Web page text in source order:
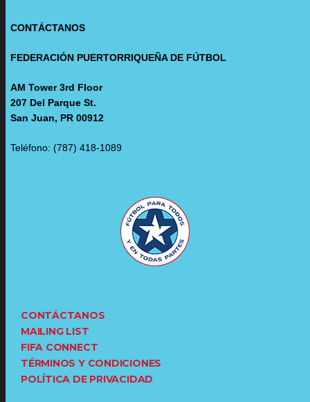
CONTÁCTANOS
FEDERACIÓN PUERTORRIQUEÑA DE FÚTBOL
AM Tower 3rd Floor
207 Del Parque St.
San Juan, PR 00912
Teléfono: (787) 418-1089
CONTÁCTANOS
MAILING LIST
FIFA CONNECT
TÉRMINOS Y CONDICIONES
POLÍTICA DE PRIVACIDAD